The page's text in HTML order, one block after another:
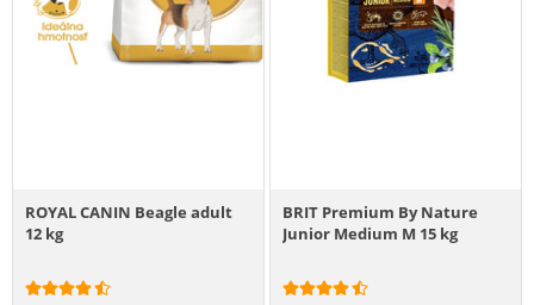
ROYAL CANIN Beagle adult
12 kg
BRIT Premium By Nature
Junior Medium M 15 kg